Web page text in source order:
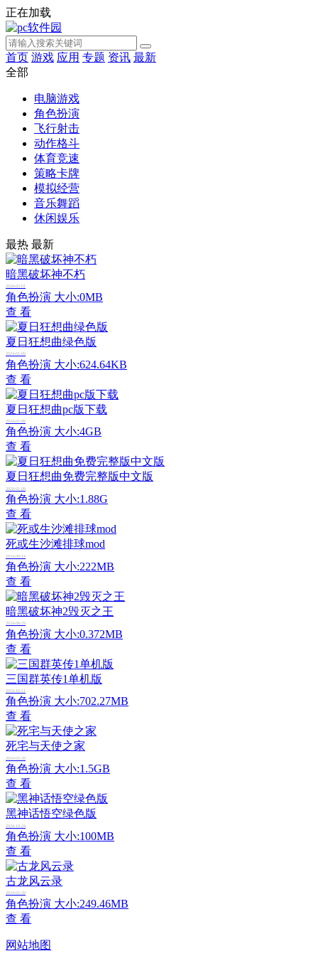
正在加载
首页 游戏 应用 专题 资讯 最新
全部
电脑游戏
角色扮演
飞行射击
动作格斗
体育竞速
策略卡牌
模拟经营
音乐舞蹈
休闲娱乐
最热 最新
暗黑破坏神不朽
2024-03-01
角色扮演 大小:0MB
查 看
夏日狂想曲绿色版
2024-01-09
角色扮演 大小:624.64KB
查 看
夏日狂想曲pc版下载
2024-01-09
角色扮演 大小:4GB
查 看
夏日狂想曲免费完整版中文版
2024-01-09
角色扮演 大小:1.88G
查 看
死或生沙滩排球mod
2024-09-14
角色扮演 大小:222MB
查 看
暗黑破坏神2毁灭之王
2024-08-29
角色扮演 大小:0.372MB
查 看
三国群英传1单机版
2024-10-11
角色扮演 大小:702.27MB
查 看
死宅与天使之家
2024-02-28
角色扮演 大小:1.5GB
查 看
黑神话悟空绿色版
2024-10-24
角色扮演 大小:100MB
查 看
古龙风云录
2024-02-29
角色扮演 大小:249.46MB
查 看
网站地图